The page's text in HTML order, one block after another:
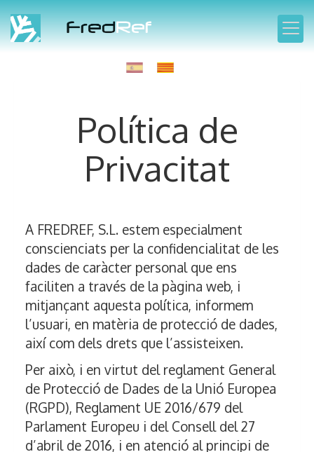
Política de
Privacitat
A FREDREF, S.L. estem especialment
conscienciats per la confidencialitat de les
dades de caràcter personal que ens
faciliten a través de la pàgina web, i
mitjançant aquesta política, informem
l’usuari, en matèria de protecció de dades,
així com dels drets que l’assisteixen.
Per això, i en virtut del reglament General
de Protecció de Dades de la Unió Europea
(RGPD), Reglament UE 2016/679 del
Parlament Europeu i del Consell del 27
d’abril de 2016, i en atenció al principi de